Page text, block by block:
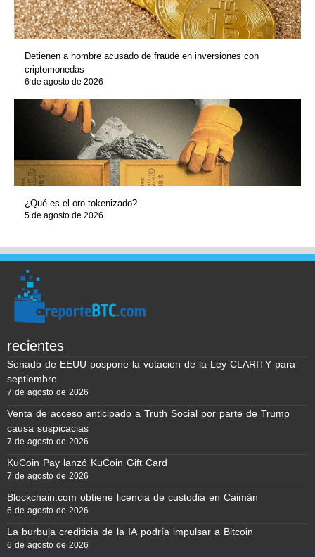
Detienen a hombre acusado de fraude en inversiones con
criptomonedas
6 de agosto de 2026
¿Qué es el oro tokenizado?
5 de agosto de 2026
recientes
Senado de EEUU pospone la votación de la Ley CLARITY para
septiembre
7 de agosto de 2026
Venta de acceso anticipado a Truth Social por parte de Trump
causa suspicacias
7 de agosto de 2026
KuCoin Pay lanzó KuCoin Gift Card
7 de agosto de 2026
Blockchain.com obtiene licencia de custodia en Caimán
6 de agosto de 2026
La burbuja crediticia de la IA podría impulsar a Bitcoin
6 de agosto de 2026